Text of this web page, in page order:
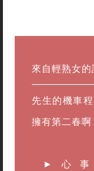
來自輕熟女的
先生的機車
擁有第二春
►心事